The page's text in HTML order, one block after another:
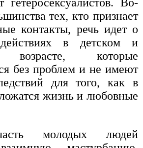
тех, кто признает
контакты, речь идет о
в детском и
возрасте, которые
без проблем и не имеют
для того, как в
жизнь и любовные
молодых людей